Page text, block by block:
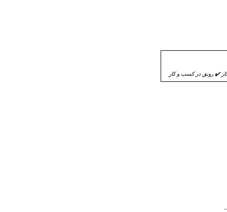
✔️ رونق در کسب و کار